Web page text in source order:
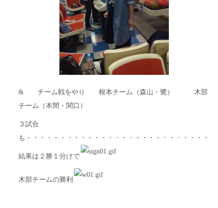
& チーム戦をやり 根本チーム（森山・鷺） 木部
チーム（本間・関口）
３試合
も・・・・・・・・・・・・・・・・・・・・・・・・・・・・
結果は２勝１分けで
木部チームの勝利